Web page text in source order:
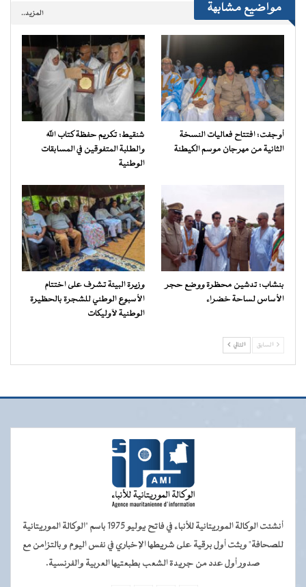
مواضيع مشابهة المزيد..
أوجفت: افتتاح فعاليات النسخة
الثانية من مهرجان موسم الكيطنة
شنقيط: تكريم حفظة كتاب الله
والطلبة المتفوقين في المسابقات
الوطنية
بنشاب: تدشين محظرة ووضع حجر
الأساس لساحة خضراء
وزيرة البيئة تشرف على اختتام
الأسبوع الوطني للشجرة بالحظيرة
الوطنية لآوليكات
السابق التالي
أنشئت الوكالة الموريتانية للأنباء في فاتح يوليو 1975 باسم "الوكالة الموريتانية
للصحافة" وبثت أول برقية على شريطها الإخباري في نفس اليوم و بالتزامن مع
صدور أول عدد من جريدة الشعب بطبعتيها العربية والفرنسية.